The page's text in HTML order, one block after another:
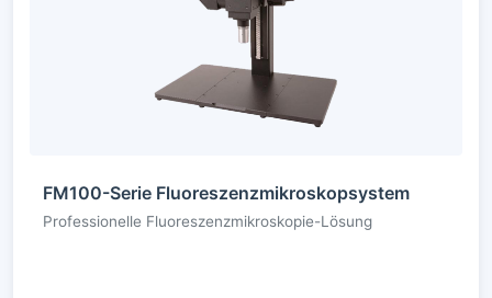
FM100-Serie Fluoreszenzmikroskopsystem
Professionelle Fluoreszenzmikroskopie-Lösung